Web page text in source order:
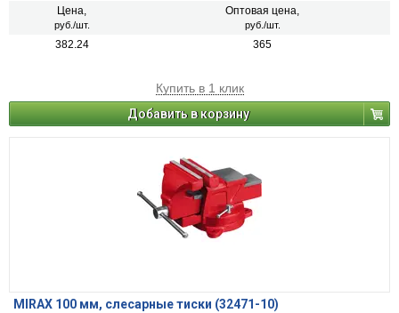
Цена,
руб./шт.
Оптовая цена,
руб./шт.
382.24 365
Купить в 1 клик
Добавить в корзину
MIRAX 100 мм, слесарные тиски (32471-10)